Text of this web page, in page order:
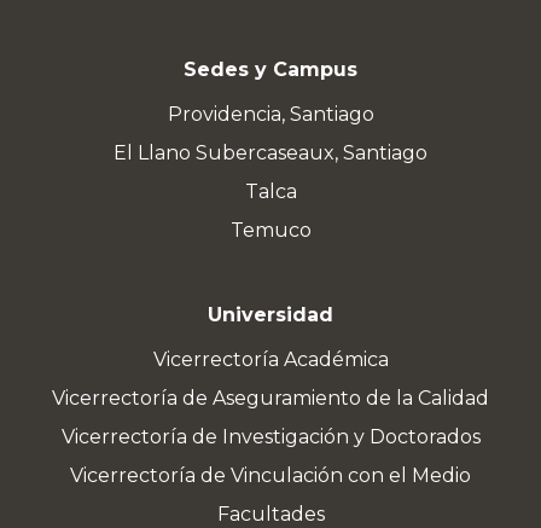
Sedes y Campus
Providencia, Santiago
El Llano Subercaseaux, Santiago
Talca
Temuco
Universidad
Vicerrectoría Académica
Vicerrectoría de Aseguramiento de la Calidad
Vicerrectoría de Investigación y Doctorados
Vicerrectoría de Vinculación con el Medio
Facultades